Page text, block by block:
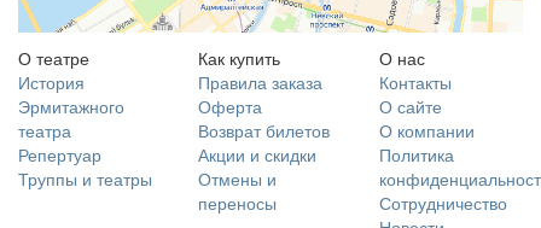
О театре
История
Эрмитажного
театра
Репертуар
Труппы и театры
Как купить
Правила заказа
Оферта
Возврат билетов
Акции и скидки
Отмены и
переносы
О нас
Контакты
О сайте
О компании
Политика
Сотрудничество